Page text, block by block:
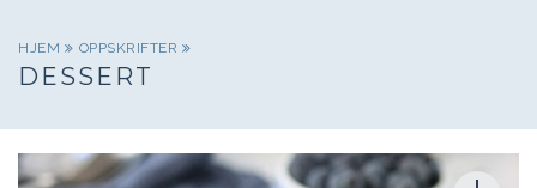
HJEM OPPSKRIFTER
DESSERT